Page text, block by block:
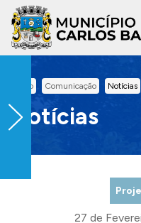
Ir para conteúdo principal
Inicio Comunicação Notícias
Notícias
27 de